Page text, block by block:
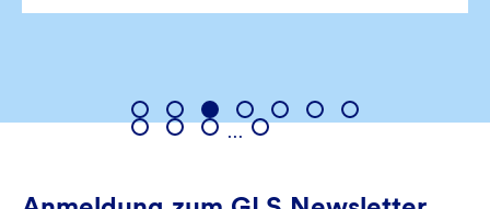
…